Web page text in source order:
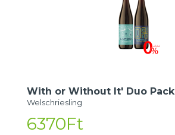
With or Without It' Duo Pack
Welschriesling
6370Ft